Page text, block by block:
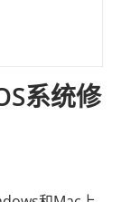
系统修